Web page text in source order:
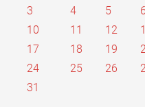
3
4 5 6
10
11 12
17
18 19
24
25 26
31